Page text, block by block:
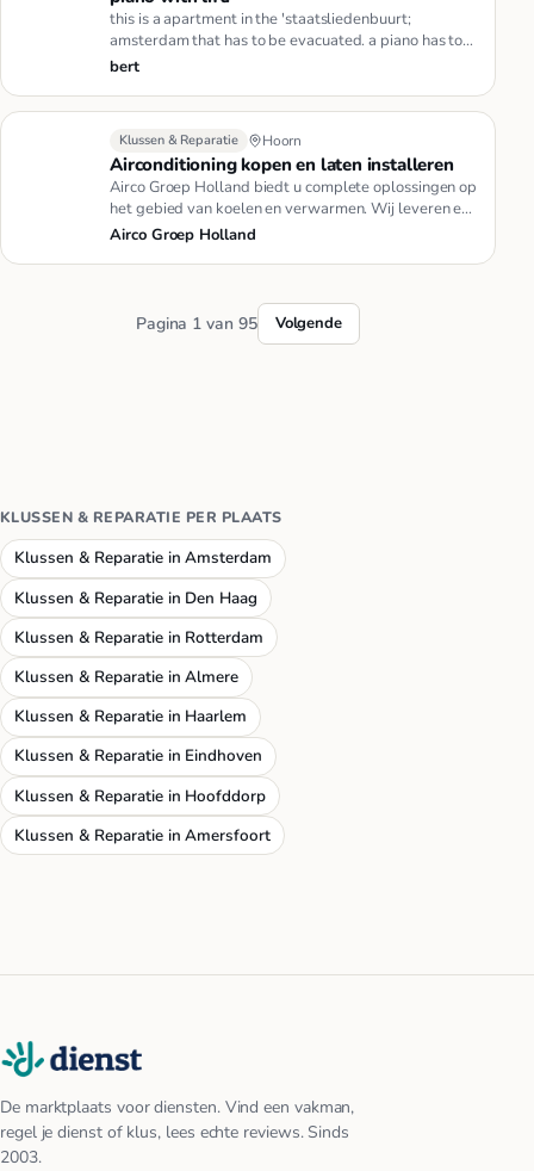
this is a apartment in the 'staatsliedenbuurt;
amsterdam that has to be evacuated. a piano has to
be moved (we will prov…
bert
Klussen & Reparatie Hoorn
Airconditioning kopen en laten installeren
Airco Groep Holland biedt u complete oplossingen op
het gebied van koelen en verwarmen. Wij leveren en
installeren airco…
Airco Groep Holland
Pagina 1 van 95 Volgende
KLUSSEN & REPARATIE PER PLAATS
Klussen & Reparatie in Amsterdam
Klussen & Reparatie in Den Haag
Klussen & Reparatie in Rotterdam
Klussen & Reparatie in Almere
Klussen & Reparatie in Haarlem
Klussen & Reparatie in Eindhoven
Klussen & Reparatie in Hoofddorp
Klussen & Reparatie in Amersfoort
De marktplaats voor diensten. Vind een vakman,
regel je dienst of klus, lees echte reviews. Sinds
2003.